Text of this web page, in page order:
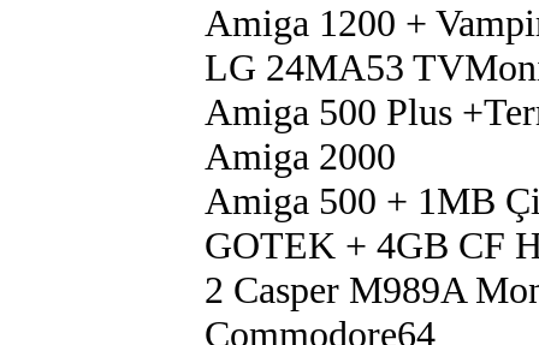
Amiga 1200 +
LG 24MA53
Amiga 500 Plus
Amiga 2000
Amiga 500 + 1MB
GOTEK + 4GB CF
2 Casper M989A
Commodore64